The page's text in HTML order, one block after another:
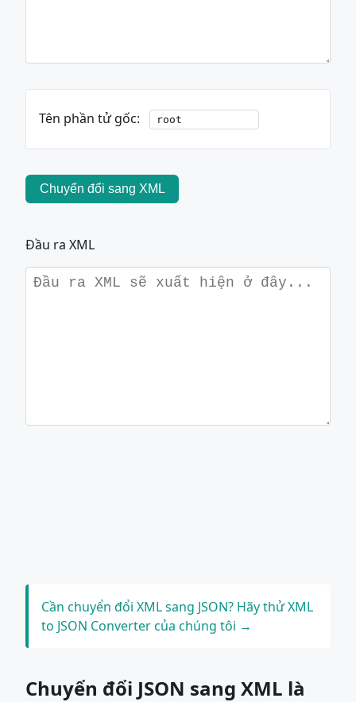
Tên phần tử gốc:
Chuyển đổi sang XML
Đầu ra XML
Cần chuyển đổi XML sang JSON? Hãy thử XML
to JSON Converter của chúng tôi →
Chuyển đổi JSON sang XML là